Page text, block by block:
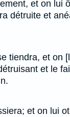
et on lui
détruite et
tiendra, et on
et le
et on lui